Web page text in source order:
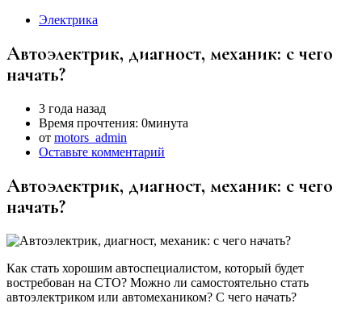
Электрика
Автоэлектрик, диагност, механик: с чего
начать?
3 года назад
Время прочтения: 0минута
от motors_admin
Оставьте комментарий
Автоэлектрик, диагност, механик: с чего
начать?
Как стать хорошим автоспециалистом, который будет
востребован на СТО? Можно ли самостоятельно стать
автоэлектриком или автомехаником? С чего начать?